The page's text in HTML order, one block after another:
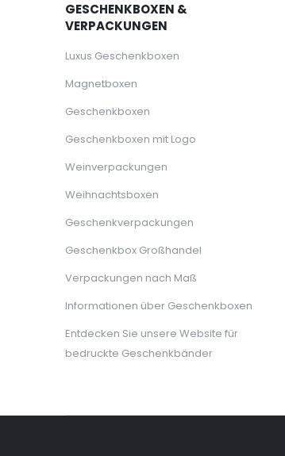
GESCHENKBOXEN &
VERPACKUNGEN
Luxus Geschenkboxen
Magnetboxen
Geschenkboxen
Geschenkboxen mit Logo
Weinverpackungen
Weihnachtsboxen
Geschenkverpackungen
Geschenkbox Großhandel
Verpackungen nach Maß
Informationen über Geschenkboxen
Entdecken Sie unsere Website für
bedruckte Geschenkbänder